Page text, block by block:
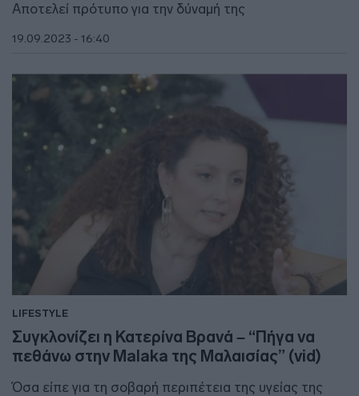
Αποτελεί πρότυπο για την δύναμή της
19.09.2023 - 16:40
LIFESTYLE
Συγκλονίζει η Κατερίνα Βρανά – “Πήγα να
πεθάνω στην Malaka της Μαλαισίας” (vid)
Όσα είπε για τη σοβαρή περιπέτεια της υγείας της